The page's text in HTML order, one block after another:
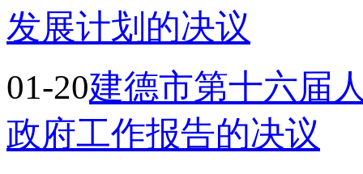
发展计划的决议
01-20建德市第十六届
政府工作报告的决议